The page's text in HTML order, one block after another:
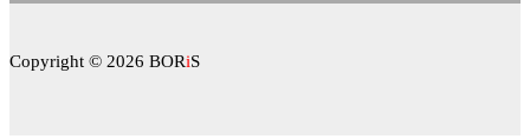
Copyright © 2026 BORiS